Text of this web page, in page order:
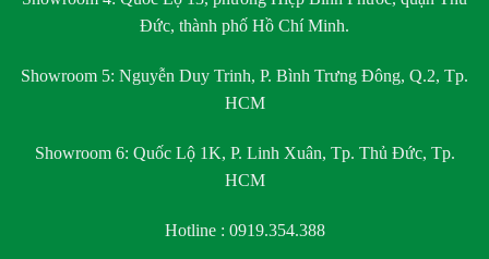
Đức, thành phố Hồ Chí Minh.
Showroom 5: Nguyễn Duy Trinh, P. Bình Trưng Đông, Q.2, Tp.
HCM
Showroom 6: Quốc Lộ 1K, P. Linh Xuân, Tp. Thủ Đức, Tp.
HCM
Hotline : 0919.354.388